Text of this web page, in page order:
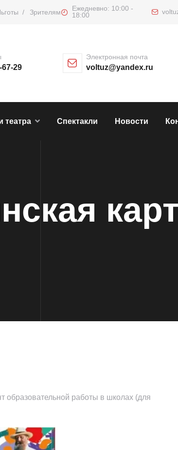
/ Зрителям
Ежедневно: 10:00 -
18:00
67-29
Электронная почта
voltuz@yandex.ru
театра Спектакли Новости
образовательной работы в школах (для